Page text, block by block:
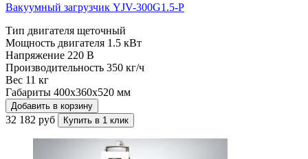
Вакуумный загрузчик YJV-300G1.5-P
Тип двигателя щеточный
Мощность двигателя 1.5 кВт
Напряжение 220 В
Производительность 350 кг/ч
Вес 11 кг
Габариты 400x360x520 мм
Добавить в корзину
32 182 руб Купить в 1 клик